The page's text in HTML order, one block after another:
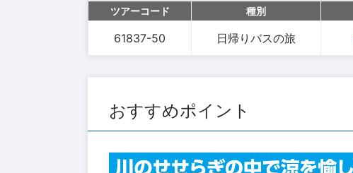
ツアーコード 種別
61837-50 日帰りバスの旅
おすすめポイント